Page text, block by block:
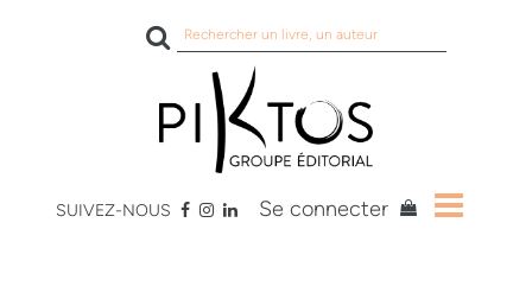
Rechercher
sur
site
SUIVEZ-NOUS Se connecter